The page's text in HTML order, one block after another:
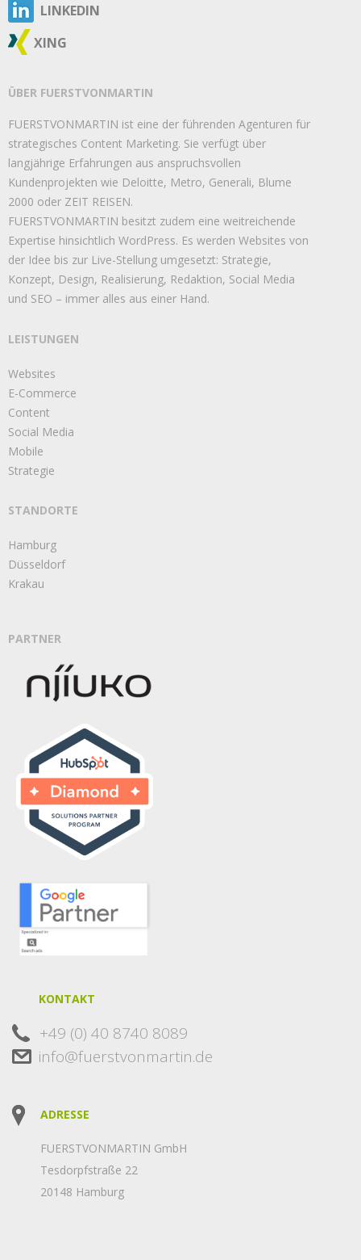
LINKEDIN
XING
ÜBER FUERSTVONMARTIN
FUERSTVONMARTIN ist eine der führenden Agenturen für
strategisches Content Marketing. Sie verfügt über
langjährige Erfahrungen aus anspruchsvollen
Kundenprojekten wie Deloitte, Metro, Generali, Blume
2000 oder ZEIT REISEN.
FUERSTVONMARTIN besitzt zudem eine weitreichende
Expertise hinsichtlich WordPress. Es werden Websites von
der Idee bis zur Live-Stellung umgesetzt: Strategie,
Konzept, Design, Realisierung, Redaktion, Social Media
und SEO – immer alles aus einer Hand.
LEISTUNGEN
Websites
E-Commerce
Content
Social Media
Mobile
Strategie
STANDORTE
Hamburg
Düsseldorf
Krakau
PARTNER
KONTAKT
+49 (0) 40 8740 8089
info@fuerstvonmartin.de
ADRESSE
FUERSTVONMARTIN GmbH
Tesdorpfstraße 22
20148 Hamburg